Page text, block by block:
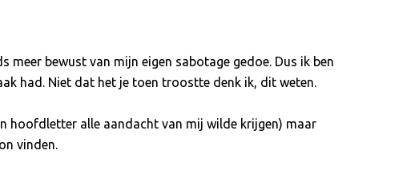
meer bewust van mijn eigen sabotage gedoe. Dus ik ben
had. Niet dat het je toen troostte denk ik, dit weten.
hoofdletter alle aandacht van mij wilde krijgen) maar
vinden.